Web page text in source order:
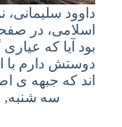
داوود
اسلامی، در
بود آیا که
دوستش دارم با
اند که جبهه ی
سه شنبه, ۲۴ بهمن ۱۴۰۲ – ۱۷:۱۳